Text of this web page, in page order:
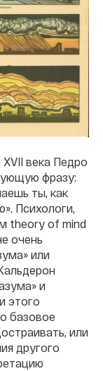
века Педро
фразу:
ты, как
Психологи,
theory of mind
очень
или
и
этого
базовое
или
другого